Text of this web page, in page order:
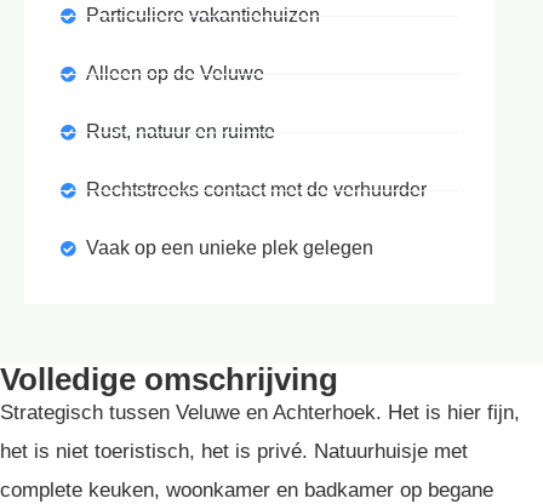
Particuliere vakantiehuizen
Alleen op de Veluwe
Rust, natuur en ruimte
Rechtstreeks contact met de verhuurder
Vaak op een unieke plek gelegen
Volledige omschrijving
Strategisch tussen Veluwe en Achterhoek. Het is hier fijn,
het is niet toeristisch, het is privé. Natuurhuisje met
complete keuken, woonkamer en badkamer op begane